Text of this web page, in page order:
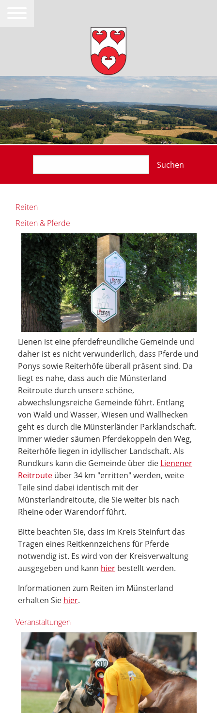
Suchen
Reiten
Reiten & Pferde
Lienen ist eine pferdefreundliche Gemeinde und
daher ist es nicht verwunderlich, dass Pferde und
Ponys sowie Reiterhöfe überall präsent sind. Da
liegt es nahe, dass auch die Münsterland
Reitroute durch unsere schöne,
abwechslungsreiche Gemeinde führt. Entlang
von Wald und Wasser, Wiesen und Wallhecken
geht es durch die Münsterländer Parklandschaft.
Immer wieder säumen Pferdekoppeln den Weg,
Reiterhöfe liegen in idyllischer Landschaft. Als
Rundkurs kann die Gemeinde über die Lienener
Reitrouteüber 34 km "erritten" werden, weite
Teile sind dabei identisch mit der
Münsterlandreitoute, die Sie weiter bis nach
Rheine oder Warendorf führt.
Bitte beachten Sie, dass im Kreis Steinfurt das
Tragen eines Reitkennzeichens für Pferde
notwendig ist. Es wird von der Kreisverwaltung
ausgegeben und kann hierbestellt werden.
Informationen zum Reiten im Münsterland
erhalten Sie hier.
Veranstaltungen